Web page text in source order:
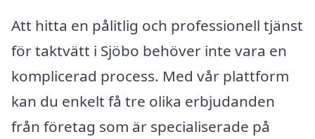
Att hitta en pålitlig och professionell tjänst
för taktvätt i Sjöbo behöver inte vara en
komplicerad process. Med vår plattform
kan du enkelt få tre olika erbjudanden
från företag som är specialiserade på